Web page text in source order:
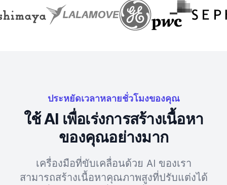
ประหยัดเวลาหลายชั่วโมงของคุณ
ใช้ AI เพื่อเร่งการสร้างเนื้อหา
ของคุณอย่างมาก
เครื่องมือที่ขับเคลื่อนด้วย AI ของเรา
สามารถสร้างเนื้อหาคุณภาพสูงที่ปรับแต่งได้